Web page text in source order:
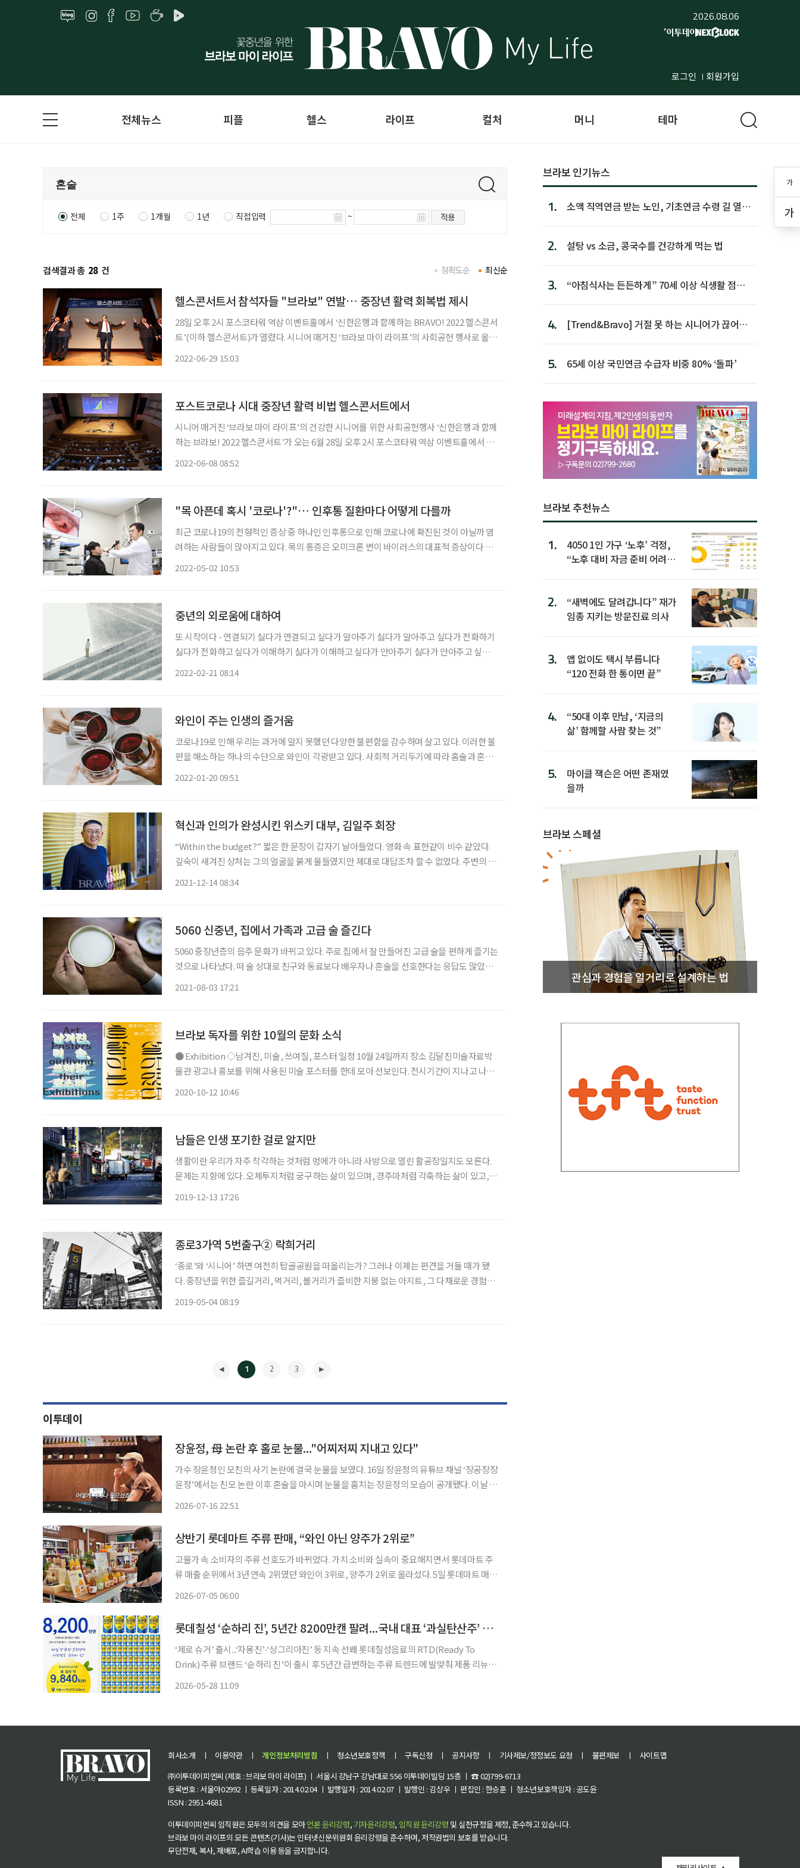
2026.08.06
로그인 회원가입
가
가
전체뉴스 피플 헬스 라이프 컬처 머니 테마
전체 1주 1개월 1년 직접입력 ~ 적용
검색결과 총 28 건 최신순
정확도순
헬스콘서트서 참석자들 "브라보" 연발… 중장년 활력 회복법 제시
28일 오후 2시 포스코타워 역삼 이벤트홀에서 ‘신한은행과 함께하는 BRAVO! 2022 헬스콘서
트’(이하 헬스콘서트)가 열렸다. 시니어 매거진 ‘브라보 마이 라이프’의 사회공헌 행사로 올해
2022-06-29 15:03
포스트코로나 시대 중장년 활력 비법 헬스콘서트에서
시니어 매거진 ‘브라보 마이 라이프’의 건강한 시니어를 위한 사회공헌행사 ‘신한은행과 함께
하는 브라보! 2022 헬스콘서트’가 오는 6월 28일 오후 2시 포스코타워 역삼 이벤트홀에서 열
2022-06-08 08:52
"목 아픈데 혹시 '코로나'?"… 인후통 질환마다 어떻게 다를까
최근 코로나19의 전형적인 증상 중 하나인 인후통으로 인해 코로나에 확진된 것이 아닐까 염
려하는 사람들이 많아지고 있다. 목의 통증은 오미크론 변이 바이러스의 대표적 증상이다 보
2022-05-02 10:53
중년의 외로움에 대하여
또 시작이다 - 연결되기 싫다가 연결되고 싶다가 알아주기 싫다가 알아주고 싶다가 전화하기
싫다가 전화하고 싶다가 이해하기 싫다가 이해하고 싶다가 안아주기 싫다가 안아주고 싶다가
2022-02-21 08:14
와인이 주는 인생의 즐거움
코로나19로 인해 우리는 과거에 알지 못했던 다양한 불편함을 감수하며 살고 있다. 이러한 불
편을 해소하는 하나의 수단으로 와인이 각광받고 있다. 사회적 거리두기에 따라 홈술과 혼술
2022-01-20 09:51
혁신과 인의가 완성시킨 위스키 대부, 김일주 회장
“Within the budget?” 짧은 한 문장이 갑자기 날아들었다. 영화 속 표현같이 비수 같았다.
깊숙이 새겨진 상처는 그의 얼굴을 붉게 물들였지만 제대로 대답조차 할 수 없었다. 주변의 키
2021-12-14 08:34
5060 신중년, 집에서 가족과 고급 술 즐긴다
5060 중장년층의 음주 문화가 바뀌고 있다. 주로 집에서 잘 만들어진 고급 술을 편하게 즐기는
것으로 나타났다. 떠 술 상대로 친구와 동료보다 배우자나 혼술을 선호한다는 응답도 많았다.
2021-08-03 17:21
브라보 독자를 위한 10월의 문화 소식
● Exhibition ◇남겨진, 미술, 쓰여질, 포스터 일정 10월 24일까지 장소 김달진미술자료박
물관 광고나 홍보를 위해 사용된 미술 포스터를 한데 모아 선보인다. 전시기간이 지나고 나면
2020-10-12 10:46
남들은 인생 포기한 걸로 알지만
생활이란 우리가 자주 착각하는 것처럼 멍에가 아니라 사방으로 열린 활공장일지도 모른다.
문제는 지향에 있다. 오체투지처럼 궁구하는 삶이 있으며, 경주마처럼 각축하는 삶이 있고,
2019-12-13 17:26
종로3가역 5번출구② 락희거리
‘종로’와 ‘시니어’ 하면 여전히 탑골공원을 떠올리는가? 그러나 이제는 편견을 거둘 때가 됐
다. 중장년을 위한 즐길거리, 먹거리, 볼거리가 즐비한 지붕 없는 아지트, 그 다채로운 경험의
2019-05-04 08:19
1 2 3
이투데이
장윤정, 母 논란 후 홀로 눈물..."어찌저찌 지내고 있다"
가수 장윤정인 모친의 사기 논란에 결국 눈물을 보였다. 16일 장윤정의 유튜브 채널 ‘장공장장
윤정’에서는 친모 논란 이후 혼술을 마시며 눈물을 훔치는 장윤정의 모습이 공개됐다. 이날 영
2026-07-16 22:51
상반기 롯데마트 주류 판매, “와인 아닌 양주가 2위로”
고물가 속 소비자의 주류 선호도가 바뀌었다. 가치 소비와 실속이 중요해지면서 롯데마트 주
류 매출 순위에서 3년 연속 2위였던 와인이 3위로, 양주가 2위로 올라섰다. 5일 롯데마트 매출
2026-07-05 06:00
롯데칠성 ‘순하리 진’, 5년간 8200만캔 팔려...국내 대표 ‘과실탄산주’ 우뚝
‘제로 슈거’ 출시...‘자몽진’‧‘상그리아진’ 등 지속 선봬 롯데칠성음료의 RTD(Ready To
Drink) 주류 브랜드 ‘순하리 진’이 출시 후 5년간 급변하는 주류 트렌드에 발맞춰 제품 리뉴얼
2026-05-28 11:09
브라보 인기뉴스
1.
소액 직역연금 받는 노인, 기초연금 수령 길 열린
2. 설탕 vs 소금, 콩국수를 건강하게 먹는 법
3.
“아침식사는 든든하게” 70세 이상 식생활 점수
4.
[Trend&Bravo] 거절 못 하는 시니어가 끊어야
5. 65세 이상 국민연금 수급자 비중 80% ‘돌파’
브라보 추천뉴스
1.
4050 1인 가구 ‘노후’ 걱정,
“노후 대비 자금 준비 어려
2.
“새벽에도 달려갑니다” 재가
임종 지키는 방문진료 의사
3.
앱 없이도 택시 부릅니다
“120 전화 한 통이면 끝”
4.
“50대 이후 만남, ‘지금의
삶’ 함께할 사람 찾는 것”
5.
마이클 잭슨은 어떤 존재였
을까
브라보 스페셜
관심과 경험을 일거리로 설계하는 법
회사소개 ㅣ 이용약관 ㅣ 개인정보처리방침 ㅣ 청소년보호정책 ㅣ 구독신청 ㅣ 공지사항 ㅣ 기사제보/정정보도 요청 ㅣ 불편제보 ㅣ
사이트맵
㈜이투데이피엔씨 (제호 : 브라보 마이 라이프) ㅣ 서울시 강남구 강남대로 556 이투데이빌딩 15층 ㅣ ☎ 02)799-6713
등록번호 : 서울아02992 ㅣ 등록일자 : 2014.02.04 ㅣ 발행일자 : 2014.02.07 ㅣ 발행인 : 김상우 ㅣ 편집인 : 한승훈 ㅣ 청소년보호책임자 : 공도윤
ISSN : 2951-4681
이투데이피엔씨 임직원은 모두의 의견을 모아언론 윤리강령, 기자윤리강령, 임직원 윤리강령 및 실천규정을 제정, 준수하고 있습니다.
브라보 마이 라이프의 모든 콘텐츠(기사)는 인터넷신문위원회 윤리강령을 준수하며, 저작권법의 보호를 받습니다.
무단전재, 복사, 재배포, AI학습 이용 등을 금지합니다.